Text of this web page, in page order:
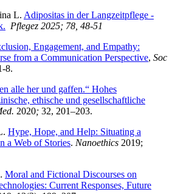
L. Adipositas in der Langzeitpflege -
Pflegez 2025; 78, 48-51
Engagement, and Empathy:
from a Communication Perspective, Soc
8.
alle her und gaffen.“ Hohes
ethische und gesellschaftliche
2020; 32, 201–203.
Hype, Hope, and Help: Situating a
a Web of Stories. Nanoethics 2019;
Moral and Fictional Discourses on
Current Responses, Future